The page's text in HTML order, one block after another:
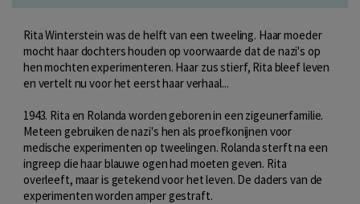
Rita Winterstein was de helft van een tweeling. Haar moeder
mocht haar dochters houden op voorwaarde dat de nazi's op
hen mochten experimenteren. Haar zus stierf, Rita bleef leven
en vertelt nu voor het eerst haar verhaal...
1943. Rita en Rolanda worden geboren in een zigeunerfamilie.
Meteen gebruiken de nazi's hen als proefkonijnen voor
medische experimenten op tweelingen. Rolanda sterft na een
ingreep die haar blauwe ogen had moeten geven. Rita
overleeft, maar is getekend voor het leven. De daders van de
experimenten worden amper gestraft.